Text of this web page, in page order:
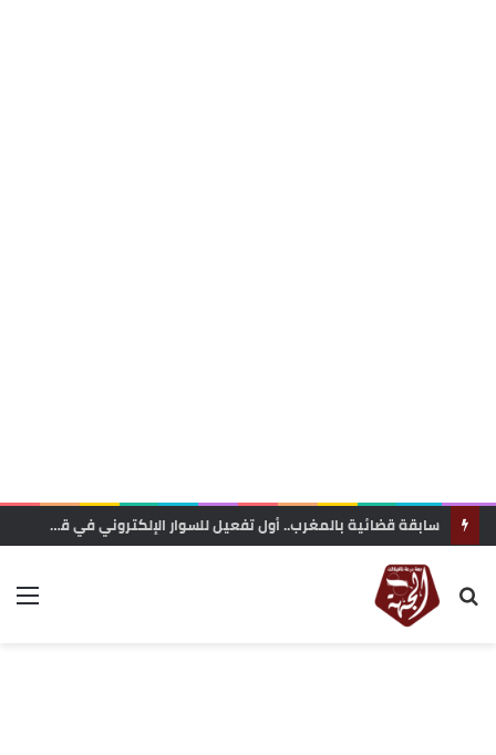
سابقة قضائية بالمغرب.. أول تفعيل للسوار الإلكتروني في قضايا الشيك يدخل حيز التنفيذ